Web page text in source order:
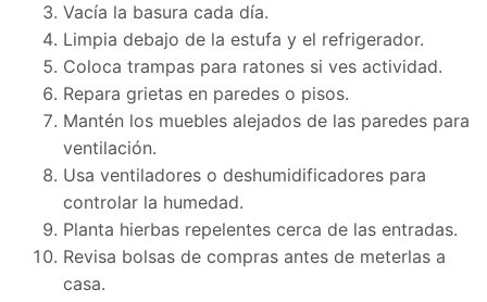
Vacía la basura cada día.
Limpia debajo de la estufa y el refrigerador.
Coloca trampas para ratones si ves actividad.
Repara grietas en paredes o pisos.
Mantén los muebles alejados de las paredes para
ventilación.
Usa ventiladores o deshumidificadores para
controlar la humedad.
Planta hierbas repelentes cerca de las entradas.
Revisa bolsas de compras antes de meterlas a
casa.